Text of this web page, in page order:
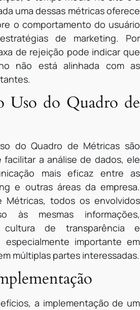
uma dessas métricas oferece
o comportamento do usuário
de marketing. Por
de rejeição pode indicar que
não está alinhada com as
Uso do Quadro de
do Quadro de Métricas são
facilitar a análise de dados, ele
mais eficaz entre as
e outras áreas da empresa.
Métricas, todos os envolvidos
às mesmas informações,
cultura de transparência e
especialmente importante em
múltiplas partes interessadas.
a implementação de um